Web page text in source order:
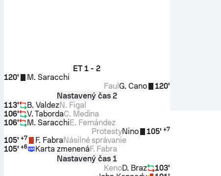
ET 1 - 2
120'
M. Saracchi
120'
G. Cano
Faul
Nastavený čas 2
113'
B. ValdezN. Figal
106'
V. TabordaC. Medina
106'
M. SaracchiE. Fernández
105' +7
Nino
Protesty
105' +7 F. FabraNásilné správanie
105' +6 Karta zmenenáF. Fabra
Nastavený čas 1
103'
D. Braz
Keno